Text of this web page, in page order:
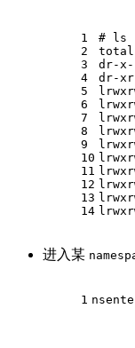
1
2
3
4
5
6
7
8
9
10
11
12
13
14
# ls
total
dr-
dr-
进入某
1